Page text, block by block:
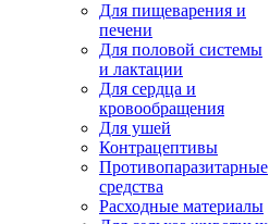
Для пищеварения и
печени
Для половой системы
и лактации
Для сердца и
кровообращения
Для ушей
Контрацептивы
Противопаразитарные
средства
Расходные материалы